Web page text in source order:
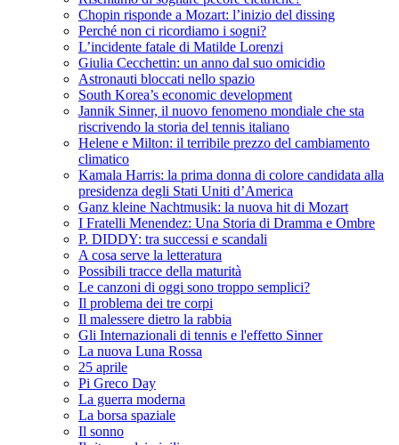
Chopin risponde a Mozart: l’inizio del dissing
Perché non ci ricordiamo i sogni?
L’incidente fatale di Matilde Lorenzi
Giulia Cecchettin: un anno dal suo omicidio
Astronauti bloccati nello spazio
South Korea’s economic development
Jannik Sinner, il nuovo fenomeno mondiale che sta
riscrivendo la storia del tennis italiano
Helene e Milton: il terribile prezzo del cambiamento
climatico
Kamala Harris: la prima donna di colore candidata alla
presidenza degli Stati Uniti d’America
Ganz kleine Nachtmusik: la nuova hit di Mozart
I Fratelli Menendez: Una Storia di Dramma e Ombre
P. DIDDY: tra successi e scandali
A cosa serve la letteratura
Possibili tracce della maturità
Le canzoni di oggi sono troppo semplici?
Il problema dei tre corpi
Il malessere dietro la rabbia
Gli Internazionali di tennis e l'effetto Sinner
La nuova Luna Rossa
25 aprile
Pi Greco Day
La guerra moderna
La borsa spaziale
Il sonno